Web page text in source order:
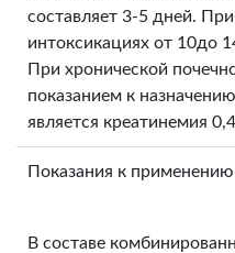
составляет 3-5 дней.
интоксикациях от 10до
При хронической
показанием к
является креатинемия
Показания к применению
В составе